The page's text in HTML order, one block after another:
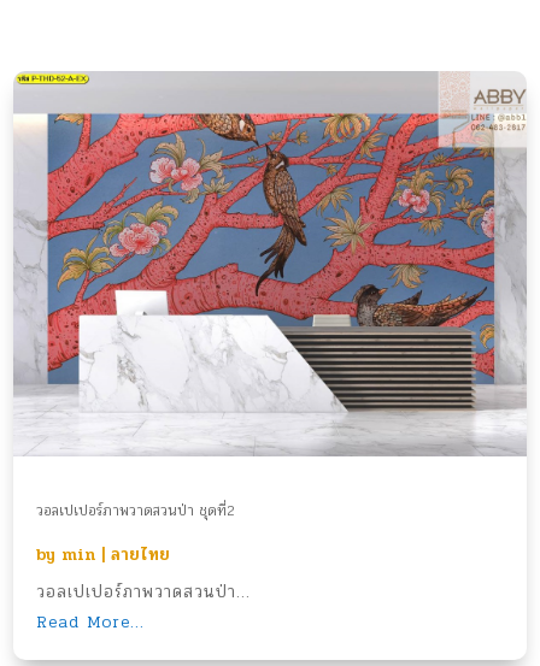
วอลเปเปอร์ภาพวาดสวนป่า ชุดที่2
by min |ลายไทย
วอลเปเปอร์ภาพวาดสวนป่า...
Read More...